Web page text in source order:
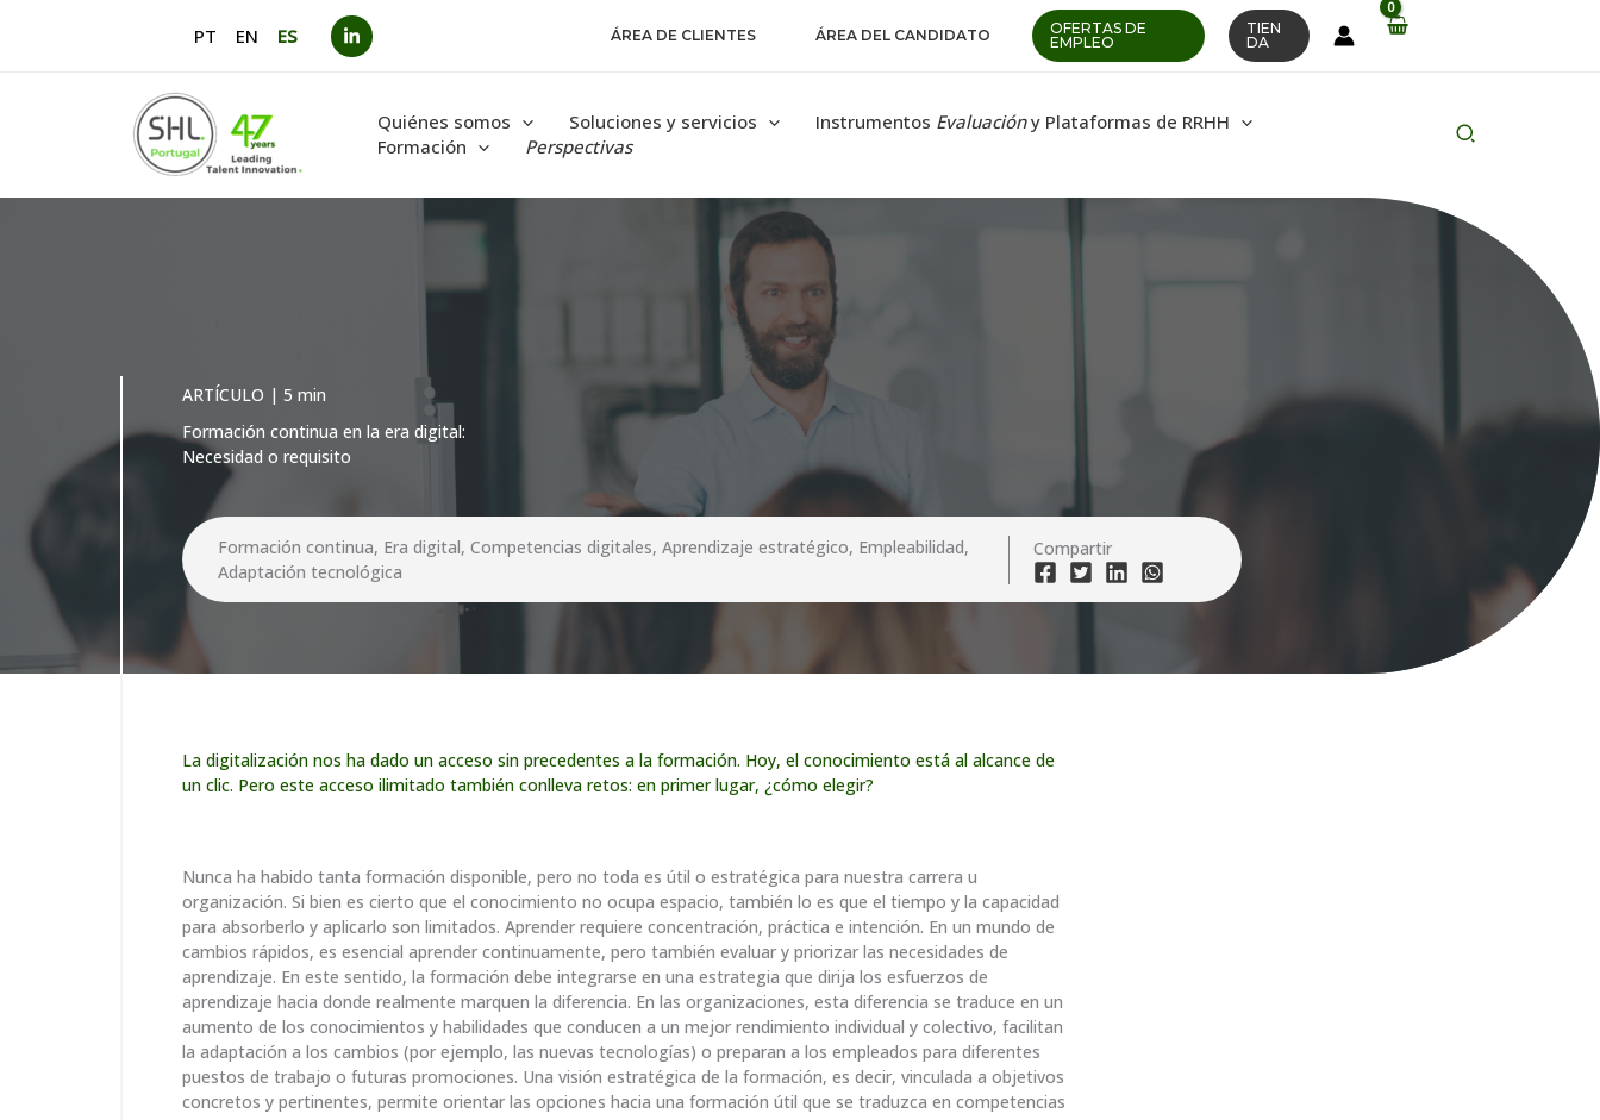
PT EN ES ÁREA DE CLIENTES ÁREA DEL CANDIDATO
OFERTAS DE
EMPLEO
TIEN
DA
Quiénes somos Soluciones y servicios Instrumentos Evaluacióny Plataformas de RRHH
Formación
Perspectivas
Buscar
ARTÍCULO | 5 min
Formación continua en la era digital:
Necesidad o requisito
Formación continua, Era digital, Competencias digitales, Aprendizaje estratégico, Empleabilidad,
Adaptación tecnológica
Compartir
La digitalización nos ha dado un acceso sin precedentes a la formación. Hoy, el conocimiento está al alcance de
un clic. Pero este acceso ilimitado también conlleva retos: en primer lugar, ¿cómo elegir?
Nunca ha habido tanta formación disponible, pero no toda es útil o estratégica para nuestra carrera u
organización. Si bien es cierto que el conocimiento no ocupa espacio, también lo es que el tiempo y la capacidad
para absorberlo y aplicarlo son limitados. Aprender requiere concentración, práctica e intención. En un mundo de
cambios rápidos, es esencial aprender continuamente, pero también evaluar y priorizar las necesidades de
aprendizaje. En este sentido, la formación debe integrarse en una estrategia que dirija los esfuerzos de
aprendizaje hacia donde realmente marquen la diferencia. En las organizaciones, esta diferencia se traduce en un
aumento de los conocimientos y habilidades que conducen a un mejor rendimiento individual y colectivo, facilitan
la adaptación a los cambios (por ejemplo, las nuevas tecnologías) o preparan a los empleados para diferentes
puestos de trabajo o futuras promociones. Una visión estratégica de la formación, es decir, vinculada a objetivos
concretos y pertinentes, permite orientar las opciones hacia una formación útil que se traduzca en competencias